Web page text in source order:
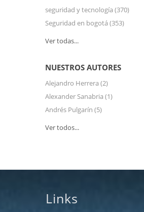
seguridad y tecnología (370)
Seguridad en bogotá (353)
Ver todas...
NUESTROS AUTORES
Alejandro Herrera (2)
Alexander Sanabria (1)
Andrés Pulgarín (5)
Ver todos...
Links